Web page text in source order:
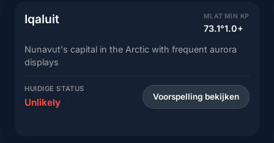
Iqaluit MLAT
73.1°
MIN KP
1.0+
Nunavut's capital in the Arctic with frequent aurora
displays
HUIDIGE STATUS
Unlikely Voorspelling bekijken